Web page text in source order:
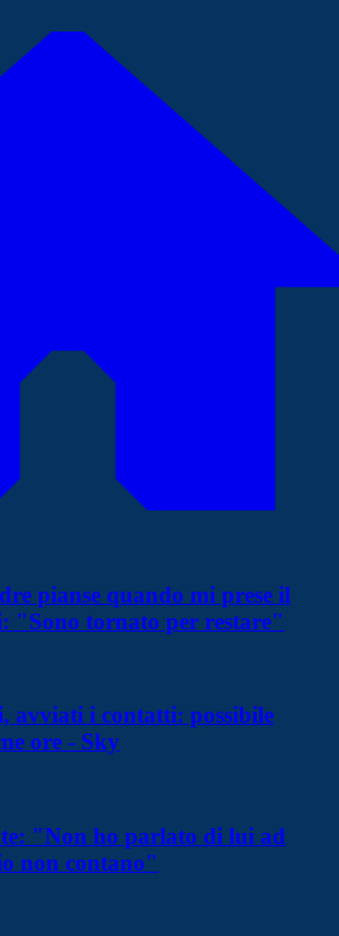
pianse quando mi prese il
"Sono tornato per restare"
avviati i contatti: possibile
ore - Sky
"Non ho parlato di lui ad
non contano"